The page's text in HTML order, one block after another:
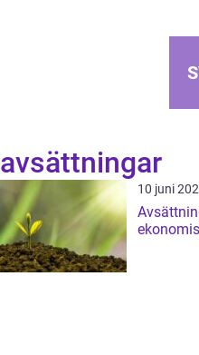
avsättningar
10 juni